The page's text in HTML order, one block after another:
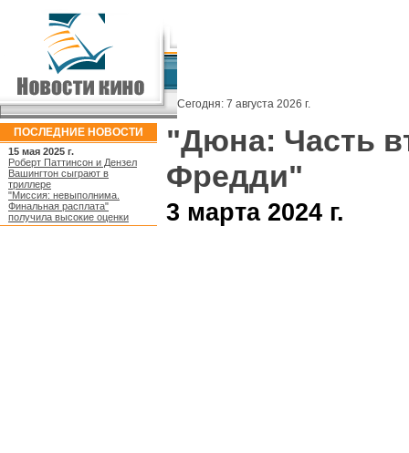
Сегодня: 7 августа 2026 г.
ПОСЛЕДНИЕ НОВОСТИ
15 мая 2025 г.
Роберт Паттинсон и Дензел
Вашингтон сыграют в
триллере
"Миссия: невыполнима.
Финальная расплата"
получила высокие оценки
"Дюна: Часть
Фредди"
3 марта 2024 г.